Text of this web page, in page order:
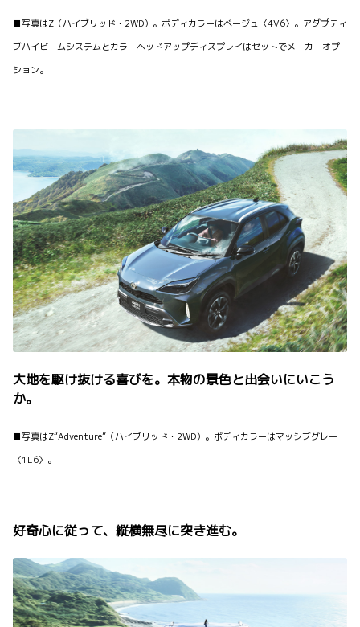
■写真はZ（ハイブリッド・2WD）。ボディカラーはベージュ〈4V6〉。アダプティ
ブハイビームシステムとカラーヘッドアップディスプレイはセットでメーカーオプ
ション。
大地を駆け抜ける喜びを。本物の景色と出会いにいこう
か。
■写真はZ“Adventure”（ハイブリッド・2WD）。ボディカラーはマッシブグレー
〈1L6〉。
好奇心に従って、縦横無尽に突き進む。